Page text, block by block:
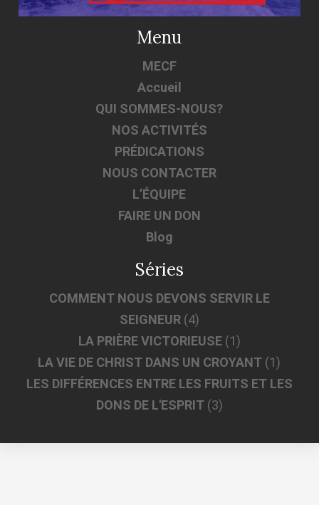
Menu
MECF
Accueil
QUI SOMMES-NOUS?
NOS ACTIVITÉS
PRÉDICATIONS
NOUS CONTACTER
L’ÉQUIPE
FAIRE UN DON
Blog
Séries
COMMENT NOUS DEVONS SERVIR LE
SEIGNEUR(4)
LA PRIÈRE VICTORIEUSE(1)
LA VIE DE CHRIST DANS UN CROYANT (1)
LES DIFFÉRENCES ENTRE LES FRUITS ET LES
DONS DE L'ESPRIT(3)